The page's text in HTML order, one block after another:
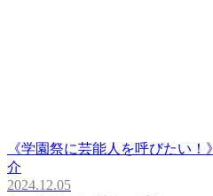
《学園祭に芸能人を呼びたい
介
2024.12.05